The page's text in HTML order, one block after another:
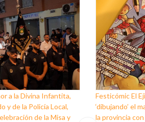
a la Divina Infantita,
y de la Policía Local,
de la Misa y
Festicómic El
‘dibujando’ el
la provincia